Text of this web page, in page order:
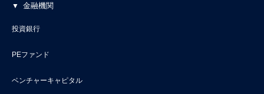
金融機関
投資銀行
PEファンド
ベンチャーキャピタル